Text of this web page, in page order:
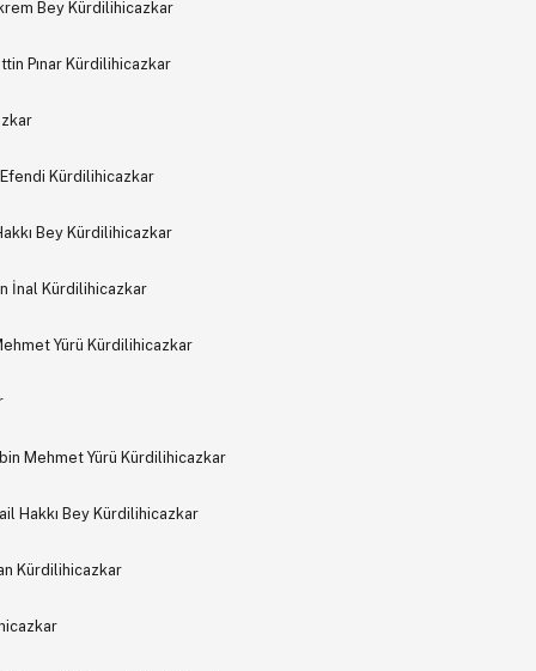
Bey Kürdilihicazkar
Pınar Kürdilihicazkar
Kürdilihicazkar
Bey Kürdilihicazkar
İnal Kürdilihicazkar
Yürü Kürdilihicazkar
Mehmet Yürü Kürdilihicazkar
Hakkı Bey Kürdilihicazkar
Kürdilihicazkar